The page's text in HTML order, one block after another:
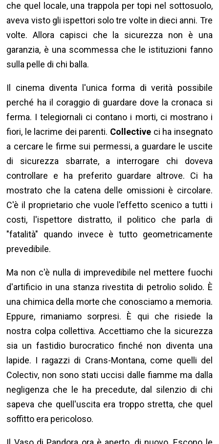
che quel locale, una trappola per topi nel sottosuolo,
aveva visto gli ispettori solo tre volte in dieci anni. Tre
volte. Allora capisci che la sicurezza non è una
garanzia, è una scommessa che le istituzioni fanno
sulla pelle di chi balla.
Il cinema diventa l'unica forma di verità possibile
perché ha il coraggio di guardare dove la cronaca si
ferma. I telegiornali ci contano i morti, ci mostrano i
fiori, le lacrime dei parenti. Collective ci ha insegnato
a cercare le firme sui permessi, a guardare le uscite
di sicurezza sbarrate, a interrogare chi doveva
controllare e ha preferito guardare altrove. Ci ha
mostrato che la catena delle omissioni è circolare.
C'è il proprietario che vuole l'effetto scenico a tutti i
costi, l'ispettore distratto, il politico che parla di
"fatalità" quando invece è tutto geometricamente
prevedibile.
Ma non c'è nulla di imprevedibile nel mettere fuochi
d'artificio in una stanza rivestita di petrolio solido. È
una chimica della morte che conosciamo a memoria.
Eppure, rimaniamo sorpresi. È qui che risiede la
nostra colpa collettiva. Accettiamo che la sicurezza
sia un fastidio burocratico finché non diventa una
lapide. I ragazzi di Crans-Montana, come quelli del
Colectiv, non sono stati uccisi dalle fiamme ma dalla
negligenza che le ha precedute, dal silenzio di chi
sapeva che quell'uscita era troppo stretta, che quel
soffitto era pericoloso.